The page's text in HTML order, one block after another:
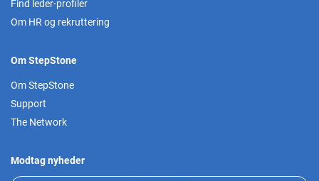
Find leder-profiler
Om HR og rekruttering
Om StepStone
Om StepStone
Support
The Network
Modtag nyheder